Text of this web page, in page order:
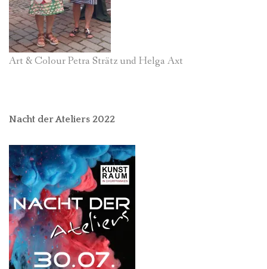
Art & Colour Petra Strätz und Helga Axt
Nacht der Ateliers 2022